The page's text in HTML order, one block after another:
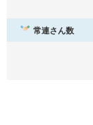
常連さん数